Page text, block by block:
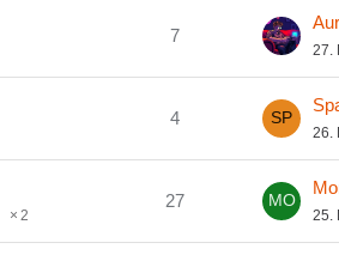
7
27.
4
26.
2
27
25.